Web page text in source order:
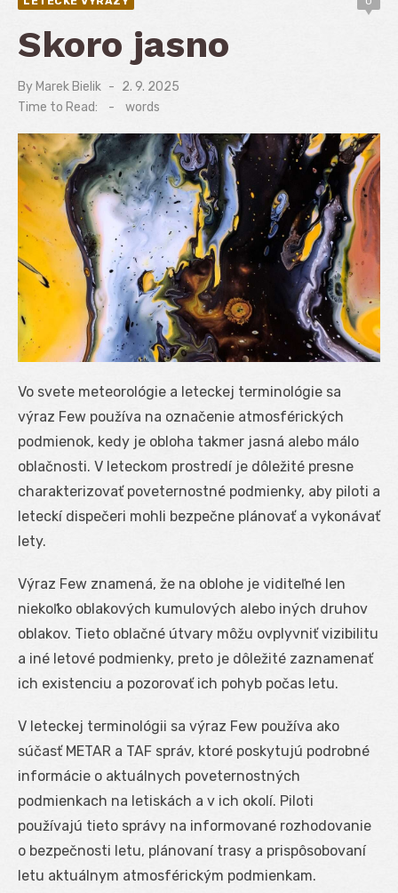
Skoro jasno
By Marek Bielik
Posted
on
2. 9. 2025
Time to Read:
- words
Vo svete meteorológie a leteckej terminológie sa
výraz Few používa na označenie atmosférických
podmienok, kedy je obloha takmer jasná alebo málo
oblačnosti. V leteckom prostredí je dôležité presne
charakterizovať poveternostné podmienky, aby piloti a
leteckí dispečeri mohli bezpečne plánovať a vykonávať
lety.
Výraz Few znamená, že na oblohe je viditeľné len
niekoľko oblakových kumulových alebo iných druhov
oblakov. Tieto oblačné útvary môžu ovplyvniť vizibilitu
a iné letové podmienky, preto je dôležité zaznamenať
ich existenciu a pozorovať ich pohyb počas letu.
V leteckej terminológii sa výraz Few používa ako
súčasť METAR a TAF správ, ktoré poskytujú podrobné
informácie o aktuálnych poveternostných
podmienkach na letiskách a v ich okolí. Piloti
používajú tieto správy na informované rozhodovanie
o bezpečnosti letu, plánovaní trasy a prispôsobovaní
letu aktuálnym atmosférickým podmienkam.